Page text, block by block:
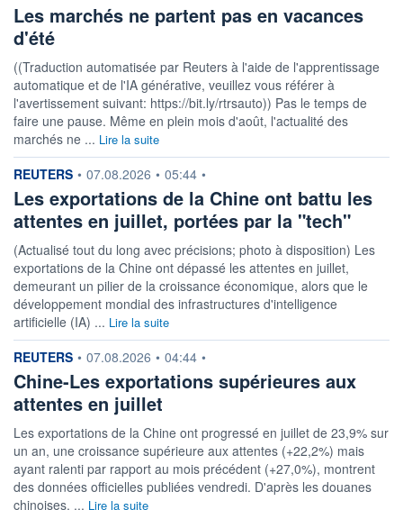
110 486,2587 +0,24%
+ PORTEFEUILLE + LISTE
Les marchés ne partent pas en vacances
d'été
((Traduction automatisée par Reuters à l'aide de l'apprentissage
automatique et de l'IA générative, veuillez vous référer à
l'avertissement suivant: https://bit.ly/rtrsauto)) Pas le temps de
faire une pause. Même en plein mois d'août, l'actualité des
marchés ne ... Lire la suite
information fournie par
REUTERS • 07.08.2026 • 05:44 •
Les exportations de la Chine ont battu les
attentes en juillet, portées par la "tech"
(Actualisé tout du long avec précisions; photo à disposition) Les
exportations de la Chine ont dépassé les attentes en juillet,
demeurant un pilier de la croissance économique, alors que le
développement mondial des infrastructures d'intelligence
artificielle (IA) ... Lire la suite
information fournie par
REUTERS • 07.08.2026 • 04:44 •
Chine-Les exportations supérieures aux
attentes en juillet
Les exportations de la Chine ont progressé en juillet de 23,9% sur
un an, une croissance supérieure aux attentes (+22,2%) mais
ayant ralenti par rapport au mois précédent (+27,0%), montrent
des données officielles publiées vendredi. D'après les douanes
chinoises, ... Lire la suite